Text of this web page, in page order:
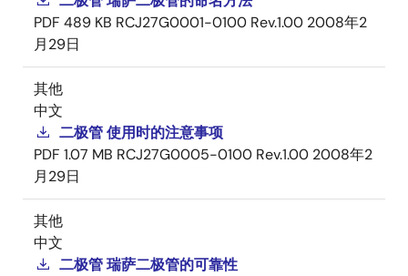
PDF 489 KB RCJ27G0001-0100 Rev.1.00 2008年2
月29日
其他
中文
二极管 使用时的注意事项
PDF 1.07 MB RCJ27G0005-0100 Rev.1.00 2008年2
月29日
其他
中文
二极管 瑞萨二极管的可靠性